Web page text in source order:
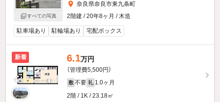
すべての写真
奈良県奈良市東九条町
2階建 / 20年8ヶ月 / 木造
駐車場あり 駐輪場あり 宅配ボックス
新着 6.1万円
（管理費5,500円）
敷 不要 礼 1.0ヶ月
2階 / 1K / 23.18㎡